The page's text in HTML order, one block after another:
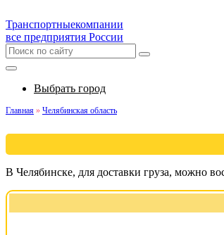
Транспортныекомпании
все предприятия России
Выбрать город
Главная » Челябинская область
В Челябинске, для доставки груза, можно